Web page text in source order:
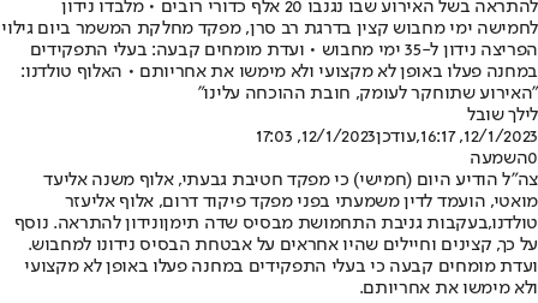
להתראה בשל האירוע שבו נגנבו 20 אלף כדורי רובים • מלבדו נידון
לחמישה ימי מחבוש קצין בדרגת רב סרן, מפקד מחלקת המשמר ביום גילוי
הפריצה נידון ל-35 ימי מחבוש • ועדת מומחים קבעה: בעלי התפקידים
במחנה פעלו באופן לא מקצועי ולא מימשו את אחריותם • האלוף טולדנו:
"האירוע שתוחקר לעומק, חובת ההוכחה עלינו"
לילך שובל
12/1/2023, 16:17
,עודכן12/1/2023, 17:03
0השמעה
צה"ל הודיע היום (חמישי) כי מפקד חטיבת גבעתי, אלוף משנה אליעד
מואטי, הועמד לדין משמעתי בפני מפקד פיקוד דרום, אלוף אליעזר
טולדנו,בעקבות גניבת התחמושת מבסיס שדה תימןונידון להתראה. נוסף
על כך, קצינים וחיילים שהיו אחראים על אבטחת הבסיס נידונו למחבוש.
ועדת מומחים קבעה כי בעלי התפקידים במחנה פעלו באופן לא מקצועי
ולא מימשו את אחריותם.